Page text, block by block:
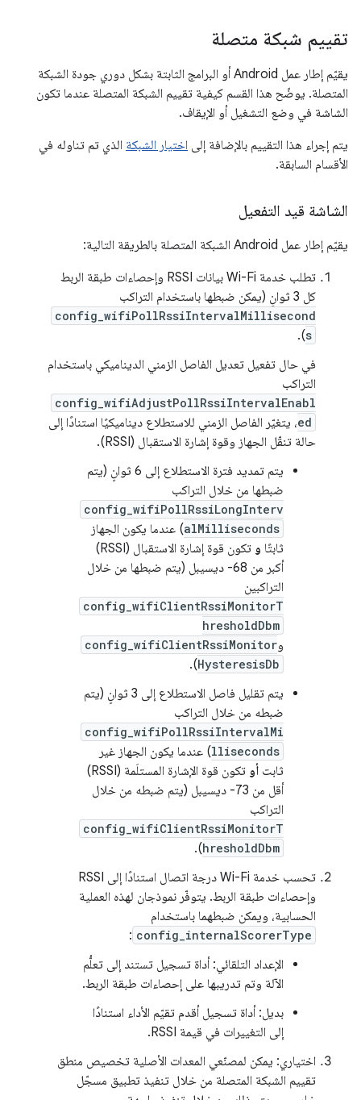
تقييم شبكة متصلة
يقيّم إطار عمل Android أو البرامج الثابتة بشكل دوري جودة الشبكة
المتصلة. يوضّح هذا القسم كيفية تقييم الشبكة المتصلة عندما تكون
الشاشة في وضع التشغيل أو الإيقاف.
يتم إجراء هذا التقييم بالإضافة إلى اختيار الشبكة الذي تم تناوله في
الأقسام السابقة.
الشاشة قيد التفعيل
يقيّم إطار عمل Android الشبكة المتصلة بالطريقة التالية:
تطلب خدمة Wi-Fi بيانات RSSI وإحصاءات طبقة الربط
كل 3 ثوانٍ (يمكن ضبطها باستخدام التراكب
config_wifiPollRssiIntervalMillisecond
s
).
في حال تفعيل تعديل الفاصل الزمني الديناميكي باستخدام
التراكب
config_wifiAdjustPollRssiIntervalEnabl
ed، يتغيّر الفاصل الزمني للاستطلاع ديناميكيًا استنادًا إلى
حالة تنقّل الجهاز وقوة إشارة الاستقبال (RSSI).
يتم تمديد فترة الاستطلاع إلى 6 ثوانٍ (يتم
ضبطها من خلال التراكب
config_wifiPollRssiLongInterv
alMilliseconds) عندما يكون الجهاز
ثابتًا و
تكون قوة إشارة الاستقبال (RSSI)
أكبر من ‎-68 ديسيبل (يتم ضبطها من خلال
التراكبين
config_wifiClientRssiMonitorT
hresholdDbm
وconfig_wifiClientRssiMonitor
HysteresisDb
).
يتم تقليل فاصل الاستطلاع إلى 3 ثوانٍ (يتم
ضبطه من خلال التراكب
config_wifiPollRssiIntervalMi
lliseconds) عندما يكون الجهاز غير
ثابت أو
تكون قوة الإشارة المستلَمة (RSSI)
أقل من ‎-73 ديسيبل (يتم ضبطه من خلال
التراكب
config_wifiClientRssiMonitorT
hresholdDbm
).
تحسب خدمة Wi-Fi درجة اتصال استنادًا إلى RSSI
وإحصاءات طبقة الربط. يتوفّر نموذجان لهذه العملية
الحسابية، ويمكن ضبطهما باستخدام
config_internalScorerType
:
الإعداد التلقائي: أداة تسجيل تستند إلى تعلُّم
الآلة وتم تدريبها على إحصاءات طبقة الربط.
بديل: أداة تسجيل أقدم تقيّم الأداء استنادًا
إلى التغييرات في قيمة RSSI.
اختياري: يمكن لمصنّعي المعدات الأصلية تخصيص منطق
تقييم الشبكة المتصلة من خلال تنفيذ تطبيق مسجّل